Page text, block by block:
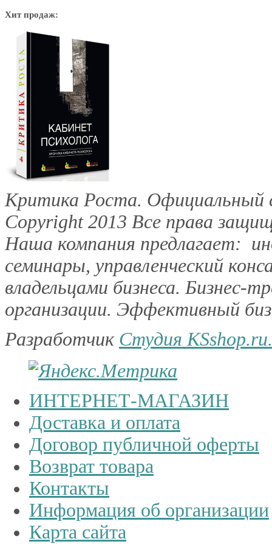
Хит продаж:
Критика Роста. Официальный
Copyright 2013 Все права
Наша компания предлагает:
семинары, управленческий
владельцами бизнеса. Бизнес-
организации. Эффективный
Разработчик Студия KSshop.ru.
ИНТЕРНЕТ-МАГАЗИН
Доставка и оплата
Договор публичной оферты
Возврат товара
Контакты
Информация об организации
Карта сайта